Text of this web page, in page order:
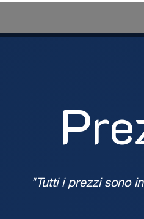
"Tutti i prezzi sono